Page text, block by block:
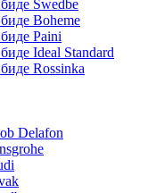
Swedbe
Boheme
Paini
Ideal Standard
Rossinka
Delafon